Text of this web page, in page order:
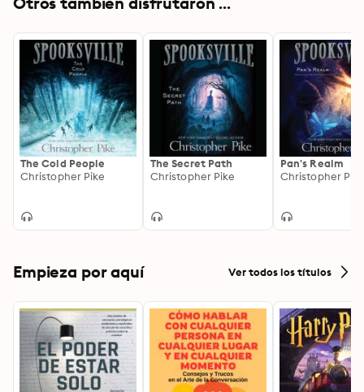
The Cold People
Christopher Pike
The Secret Path
Christopher Pike
Pan's Realm
Christopher
Empieza por aquí Ver todos los títulos